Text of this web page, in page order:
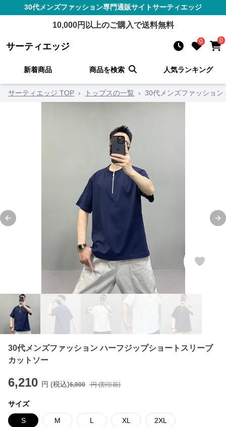
30代メンズファッション専門通販サイトサーティエッジ
10,000円以上のご購入で送料無料
サーティエッジ 0 0
新着商品 商品を検索 人気ランキング
サーティエッジ TOP › トップスの一覧 › 30代メンズファッショ
Previous slide
30代メンズファッション ハーフジップショートスリーブ
カットソー
6,210 円 (税込)6,900 円 (割引前)
サイズ
S M L XL 2XL